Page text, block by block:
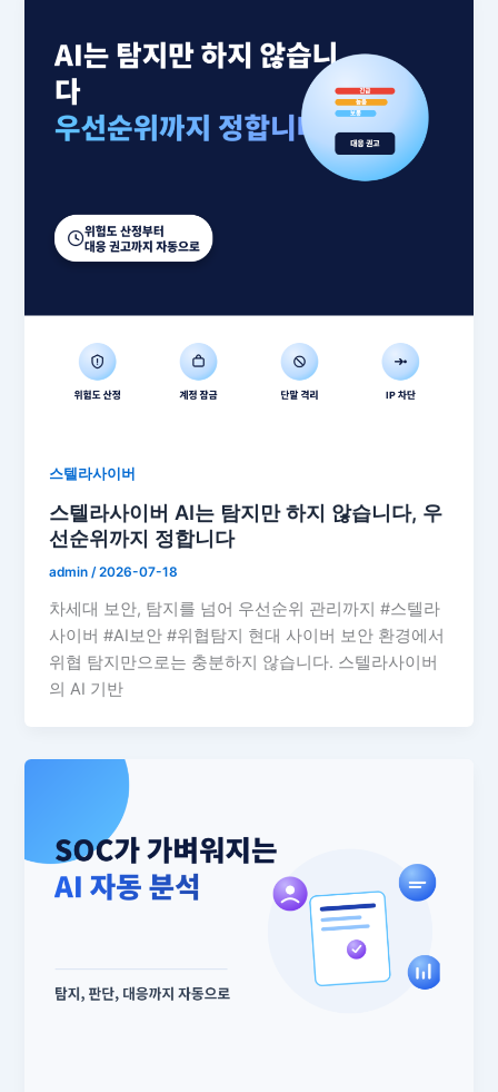
스텔라사이버
스텔라사이버 AI는 탐지만 하지 않습니다, 우
선순위까지 정합니다
admin /2026-07-18
차세대 보안, 탐지를 넘어 우선순위 관리까지 #스텔라
사이버 #AI보안 #위협탐지 현대 사이버 보안 환경에서
위협 탐지만으로는 충분하지 않습니다. 스텔라사이버
의 AI 기반